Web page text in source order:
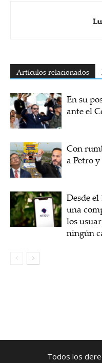
Artículos relacionados
En su
ante el
Con
a Petro
Desde
una
los
ningún
Todos los